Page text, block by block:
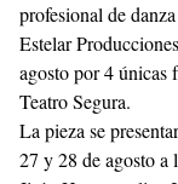
profesional de
Estelar
agosto por 4 únicas
Teatro Segura.
La pieza se
27 y 28 de agosto a